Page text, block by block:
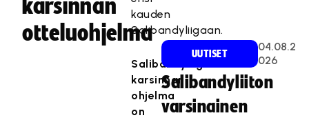
karsinnan
otteluohjelma
kauden
Salibandyliigaan.
Salibandyliigan
karsinnan
ohjelma
on
UUTISET
04.08.2
026
Salibandyliiton
varsinainen